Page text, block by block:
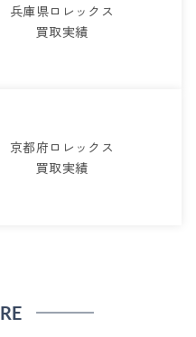
兵庫県ロレックス
買取実績
京都府ロレックス
買取実績